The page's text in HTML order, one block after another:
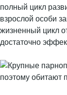
полный цикл
взрослой особи
жизненный цикл
достаточно